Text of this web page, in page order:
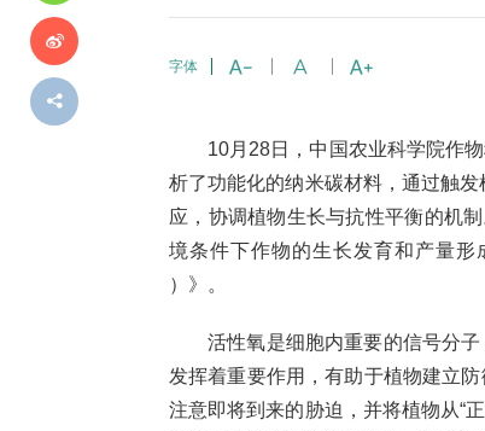
字体
10月28日，中国农业科学院作
析了功能化的纳米碳材料，通过触发
应，协调植物生长与抗性平衡的机
境条件下作物的生长发育和产量
）》。
活性氧是细胞内重要的信号分
发挥着重要作用，有助于植物建立
注意即将到来的胁迫，并将植物从“